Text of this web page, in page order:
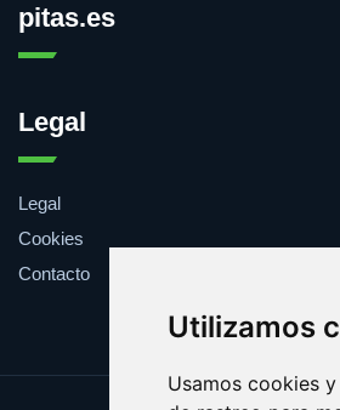
Utilizamos
Usamos cookies
pitas.es
Legal
Legal
Cookies
Contacto